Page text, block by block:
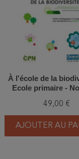
À l'école de la
Ecole primaire -
49,00 €
AJOUTER AU